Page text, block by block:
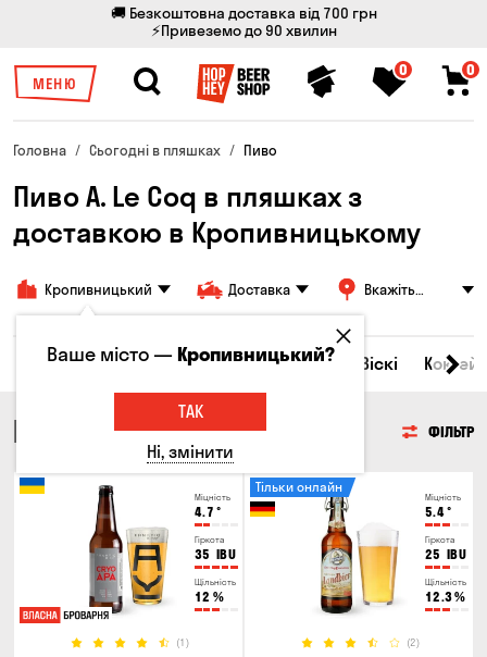
🚚 Безкоштовна доставка від 700 грн
⚡Привеземо до 90 хвилин
МЕНЮ
0 0
Головна Сьогодні в пляшках Пиво
Пиво A. Le Coq в пляшках з
доставкою в Кропивницькому
Кропивницький Доставка
Вкажіть
Всі товари Пиво Сидр Вино Віскі
ПИВО ФІЛЬТР
Міцність
4.7 °
Гіркота
35 IBU
Щільність
12 %
(1)
Міцність
5.4°
Гіркота
25 IBU
Щільність
12.3%
(2)
Тільки онлайн
Ваше місто —Кропивницький?
ТАК
Ні, змінити